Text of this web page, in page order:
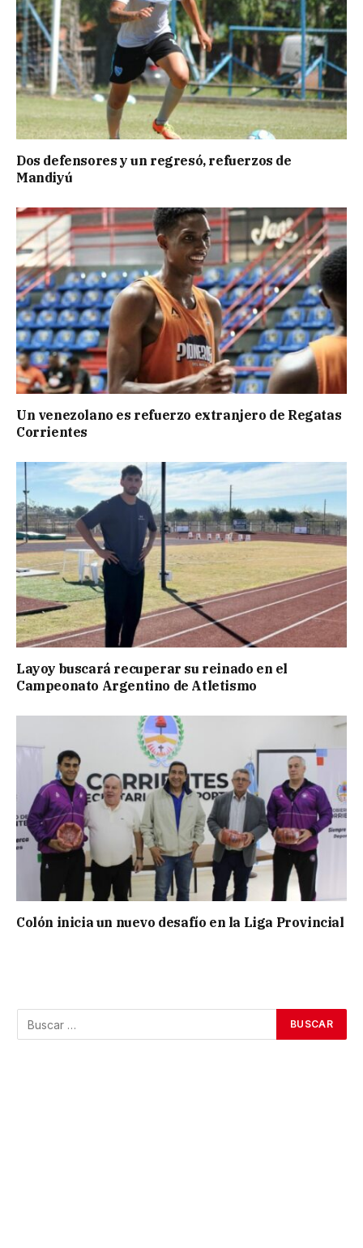
Dos defensores y un regresó, refuerzos de
Mandiyú
Un venezolano es refuerzo extranjero de Regatas
Corrientes
Layoy buscará recuperar su reinado en el
Campeonato Argentino de Atletismo
Colón inicia un nuevo desafío en la Liga Provincial